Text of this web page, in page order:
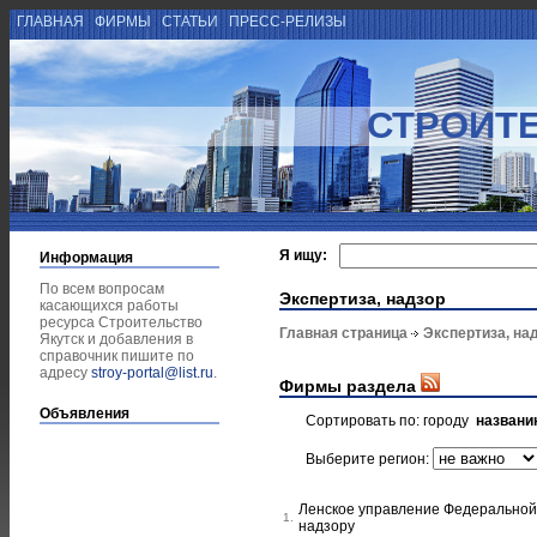
ГЛАВНАЯ ФИРМЫ СТАТЬИ ПРЕСС-РЕЛИЗЫ
Информация
По всем вопросам
касающихся работы
ресурса Строительство
Якутск и добавления в
справочник пишите по
адресу stroy-portal@list.ru.
Объявления
Я ищу:
Экспертиза, надзор
Главная страница Экспертиза,
Фирмы раздела
Сортировать по: городу
Выберите регион:
1.
Ленское управление
надзору